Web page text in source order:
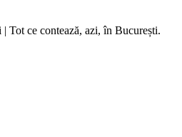
Tot ce contează, azi, în București.